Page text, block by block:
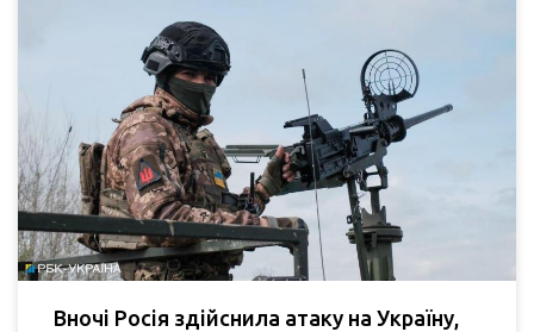
Вночі Росія здійснила атаку на Україну,